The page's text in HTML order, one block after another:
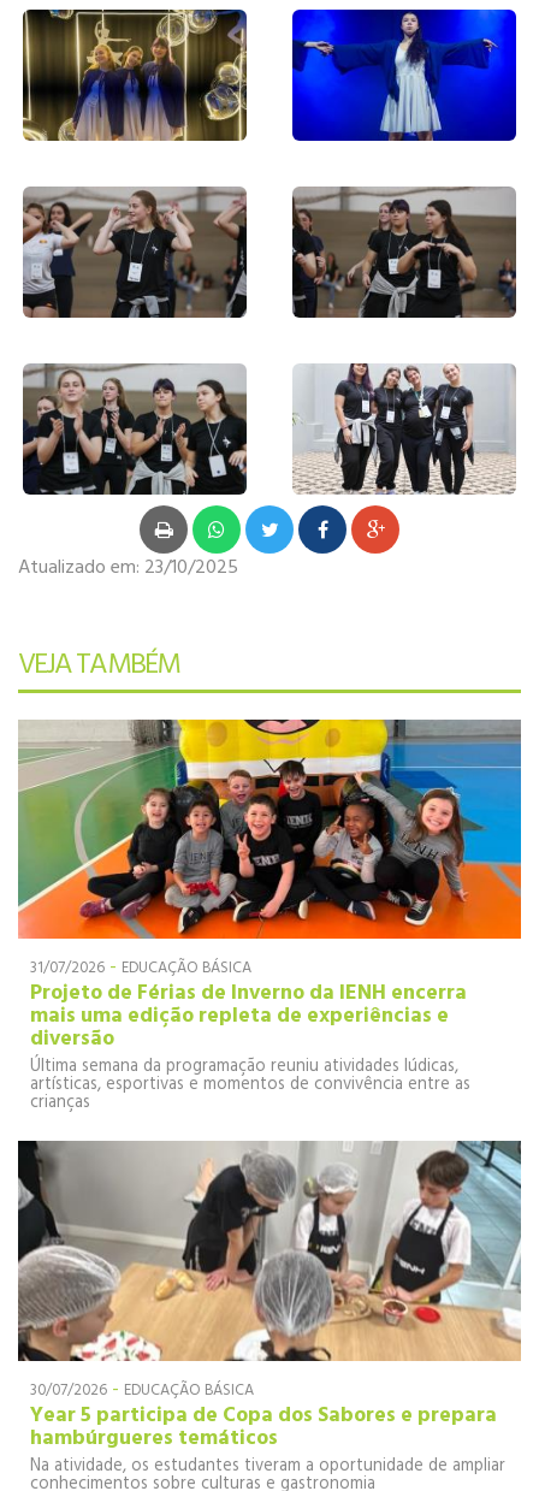
Atualizado em: 23/10/2025
VEJA TAMBÉM
31/07/2026 - EDUCAÇÃO BÁSICA
Projeto de Férias de Inverno da IENH encerra
mais uma edição repleta de experiências e
diversão
Última semana da programação reuniu atividades lúdicas,
artísticas, esportivas e momentos de convivência entre as
crianças
30/07/2026 - EDUCAÇÃO BÁSICA
Year 5 participa de Copa dos Sabores e prepara
hambúrgueres temáticos
Na atividade, os estudantes tiveram a oportunidade de ampliar
conhecimentos sobre culturas e gastronomia